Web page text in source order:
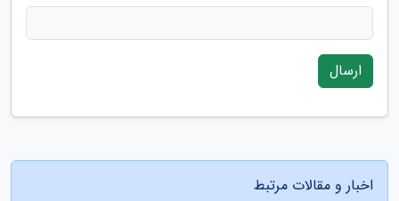
ارسال
اخبار و مقالات مرتبط